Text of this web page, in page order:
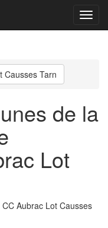
Menu
Causses Tarn
de la
Lot
Aubrac Lot Causses